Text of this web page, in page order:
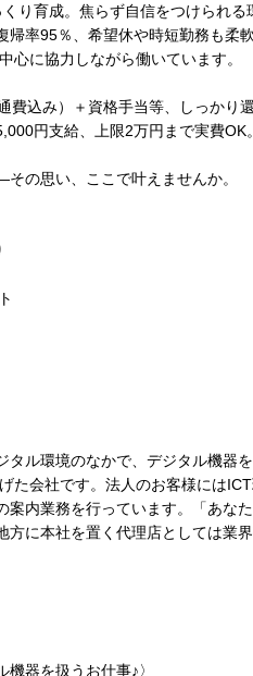
り育成。焦らず自信をつけられる
率95％、希望休や時短勤務も柔軟
心に協力しながら働いています。
込み）＋資格手当等、しっかり還
円支給、上限2万円まで実費OK。
の思い、ここで叶えませんか。
タル環境のなかで、デジタル機器
た会社です。法人のお客様には
案内業務を行っています。「あな
方に本社を置く代理店としては業
器を扱うお仕事♪〉